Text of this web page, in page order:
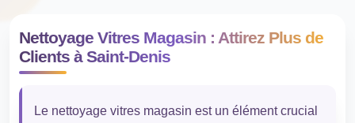
Nettoyage Vitres Magasin : Attirez Plus de
Clients à Saint-Denis
Le nettoyage vitres magasin est un élément crucial